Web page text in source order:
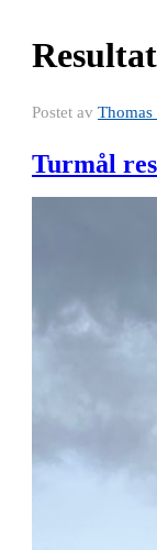
Postet av Thomas
Turmål